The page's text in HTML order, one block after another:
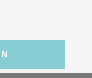
en
|Cookie